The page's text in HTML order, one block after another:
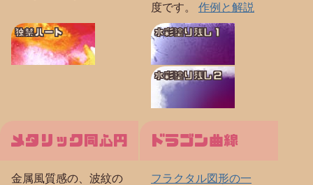
独禁ハート
度です。 作例と解説
水彩塗り残し１
水彩塗り残し２
メタリック同心円
金属風質感の、波紋の
ドラゴン曲線
フラクタル図形の一